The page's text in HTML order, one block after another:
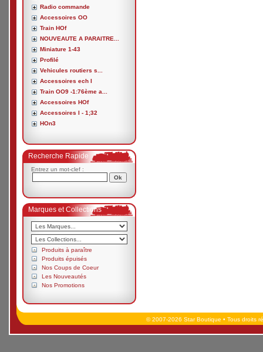
Radio commande
Accessoires OO
Train HOf
NOUVEAUTE A PARAITRE...
Miniature 1-43
Profilé
Vehicules routiers s...
Accessoires ech I
Train OO9 -1:76ème a...
Accessoires HOf
Accessoires I - 1;32
HOn3
Recherche Rapide
Entrez un mot-clef :
Marques et Collections
Produits à paraître
Produits épuisés
Nos Coups de Coeur
Les Nouveautés
Nos Promotions
© 2007-2026 Star Boutique • Tous droits